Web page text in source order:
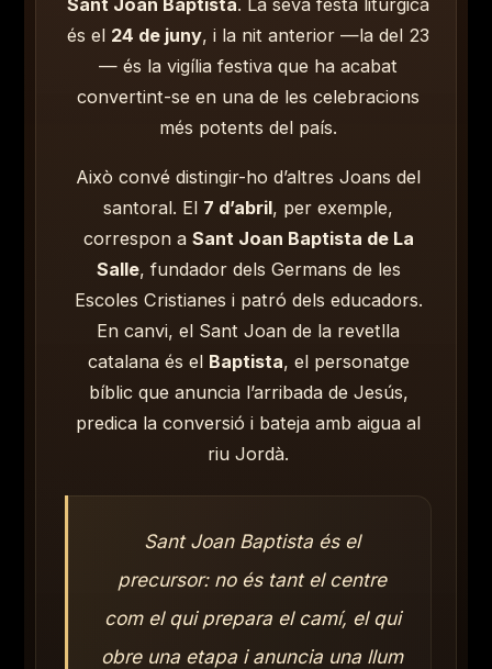
Sant Joan Baptista. La seva festa litúrgica
és el 24 de juny, i la nit anterior —la del 23
— és la vigília festiva que ha acabat
convertint-se en una de les celebracions
més potents del país.
Això convé distingir-ho d’altres Joans del
santoral. El 7 d’abril, per exemple,
correspon a Sant Joan Baptista de La
Salle, fundador dels Germans de les
Escoles Cristianes i patró dels educadors.
En canvi, el Sant Joan de la revetlla
catalana és el Baptista, el personatge
bíblic que anuncia l’arribada de Jesús,
predica la conversió i bateja amb aigua al
riu Jordà.
Sant Joan Baptista és el
precursor: no és tant el centre
com el qui prepara el camí, el qui
obre una etapa i anuncia una llum